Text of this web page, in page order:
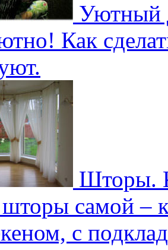
Уютный
Как
Шторы.
самой –
с